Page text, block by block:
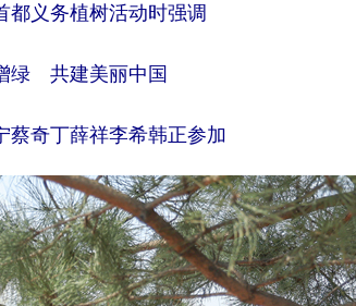
都义务植树活动时强调
绿 共建美丽中国
蔡奇丁薛祥李希韩正参加